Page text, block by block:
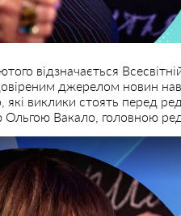
відзначається
джерелом новин
які виклики стоять перед
Вакало, головною